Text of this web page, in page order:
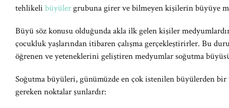
tehlikeli büyülergrubuna girer ve bilmeyen kişilerin büyüye
Büyü söz konusu olduğunda akla ilk gelen kişiler
çocukluk yaşlarından itibaren çalışma gerçekleştirirler. Bu
öğrenen ve yeteneklerini geliştiren medyumlar soğutma
Soğutma büyüleri, günümüzde en çok istenilen büyülerden
gereken noktalar şunlardır: